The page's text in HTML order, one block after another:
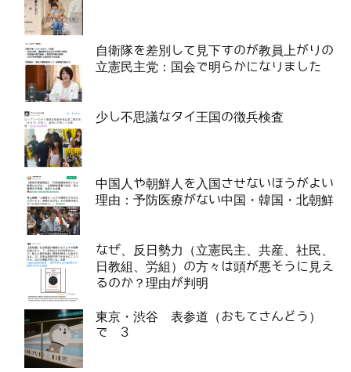
自衛隊を差別して見下すのが教員上がりの
立憲民主党：国会で明らかになりました
少し不思議なタイ王国の徴兵検査
中国人や朝鮮人を入国させないほうがよい
理由：予防医療がない中国・韓国・北朝鮮
なぜ、反日勢力（立憲民主、共産、社民、
日教組、労組）の方々は頭が悪そうに見え
るのか？理由が判明
東京・渋谷 表参道（おもてさんどう）
で 3